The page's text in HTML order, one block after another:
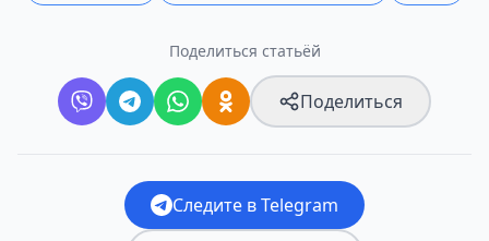
Поделиться статьёй
Поделиться
Следите в Telegram